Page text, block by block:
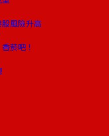
股風險升高
菸吧！